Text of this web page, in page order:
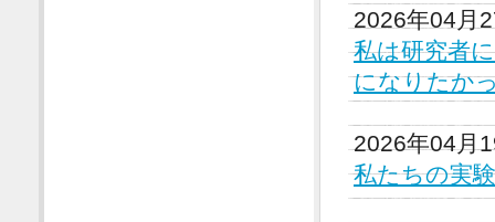
2026年04月
私は研究者
になりたか
2026年04月
私たちの実